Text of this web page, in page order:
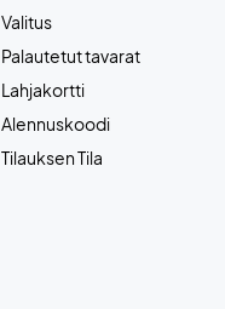
Valitus
Palautetut tavarat
Lahjakortti
Alennuskoodi
Tilauksen Tila